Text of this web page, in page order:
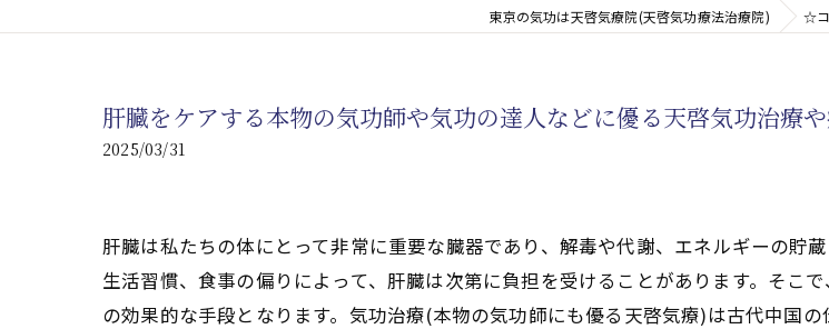
心臓の疾患
腎臓の疾患
東京の気功は天啓気療院(天啓気功療法治療院) ☆
肝臓をケアする本物の気功師や気功の達人などに優る天啓気功治療
2025/03/31
肝臓は私たちの体にとって非常に重要な臓器であり、解毒や代謝、エネルギーの貯
生活習慣、食事の偏りによって、肝臓は次第に負担を受けることがあります。そこ
の効果的な手段となります。気功治療(本物の気功師にも優る天啓気療)は古代中国